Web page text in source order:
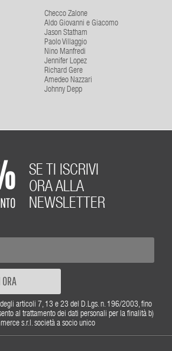
Checco Zalone
Aldo Giovanni e Giacomo
Jason Statham
Paolo Villaggio
Nino Manfredi
Jennifer Lopez
Richard Gere
Amedeo Nazzari
Johnny Depp
SE TI ISCRIVI
ORA ALLA
NEWSLETTER
articoli 7, 13 e 23 del D.Lgs. n. 196/2003, fino
al trattamento dei dati personali per la finalità b)
s.r.l. società a socio unico